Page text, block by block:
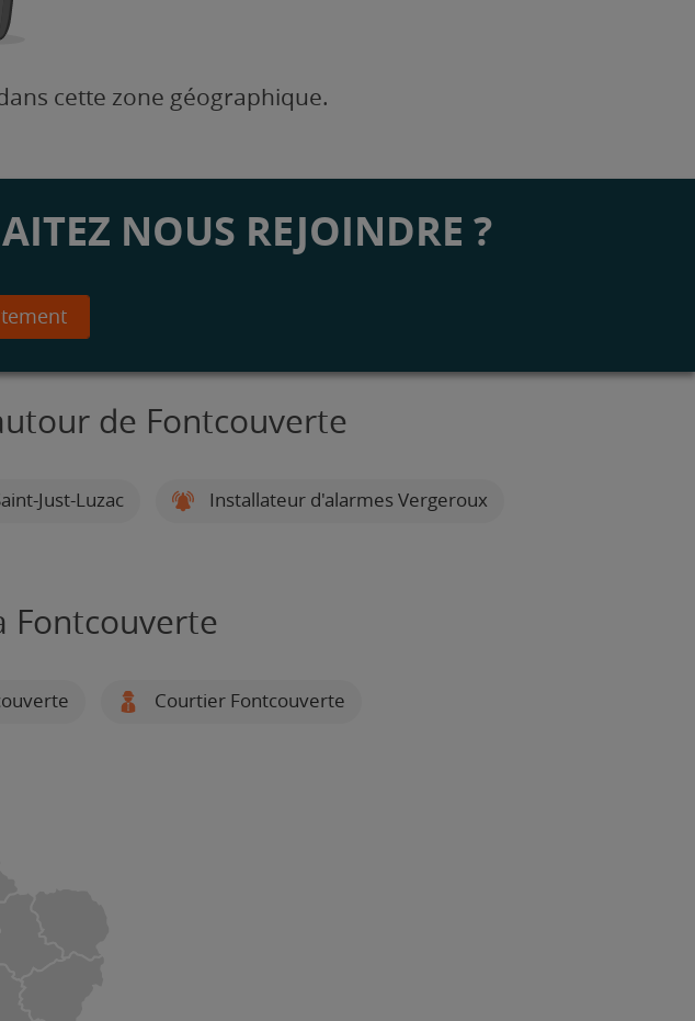
cette zone géographique.
NOUS REJOINDRE ?
de Fontcouverte
Just-Luzac Installateur d'alarmes Vergeroux
Fontcouverte
Courtier Fontcouverte